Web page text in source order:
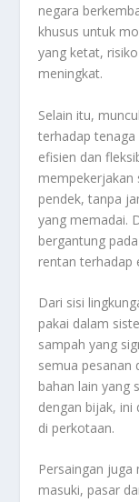
negara
khusus untuk
yang ketat,
meningkat.
Selain itu,
terhadap
efisien dan
mempekerjakan
pendek, tanpa
yang memadai.
bergantung
rentan terhadap
Dari sisi
pakai dalam
sampah yang
semua pesanan
bahan lain yang
dengan bijak,
di perkotaan.
Persaingan
masuki, pasar